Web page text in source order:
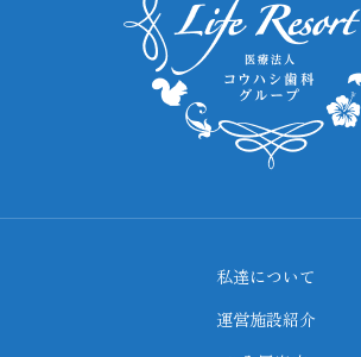
私達について
運営施設紹介